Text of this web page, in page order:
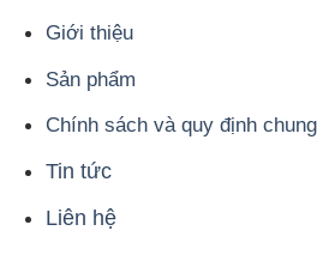
Giới thiệu
Sản phẩm
Chính sách và quy định chung
Tin tức
Liên hệ